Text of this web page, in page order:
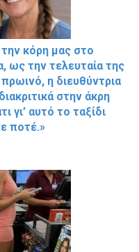
κόρη μας στο
ως την τελευταία της
η διευθύντρια
στην άκρη
γι’ αυτό το ταξίδι
ποτέ.»